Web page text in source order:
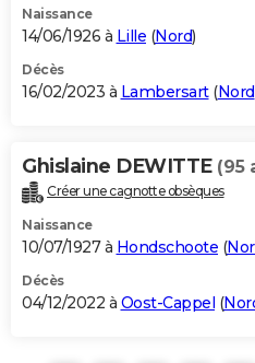
Naissance
14/06/1926 à Lille (Nord)
Décès
16/02/2023 à Lambersart(Nord
Ghislaine DEWITTE (95
Créer une cagnotte obsèques
Naissance
10/07/1927 à Hondschoote (
Décès
04/12/2022 à Oost-Cappel (